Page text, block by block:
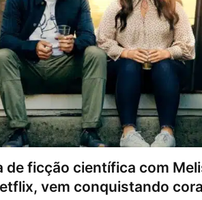
de ficção científica com
vem conquistando